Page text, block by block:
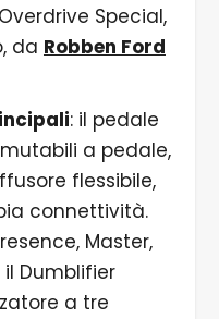
Special,
da Robben Ford
: il pedale
a pedale,
flessibile,
connettività.
Master,
il Dumblifier
a tre